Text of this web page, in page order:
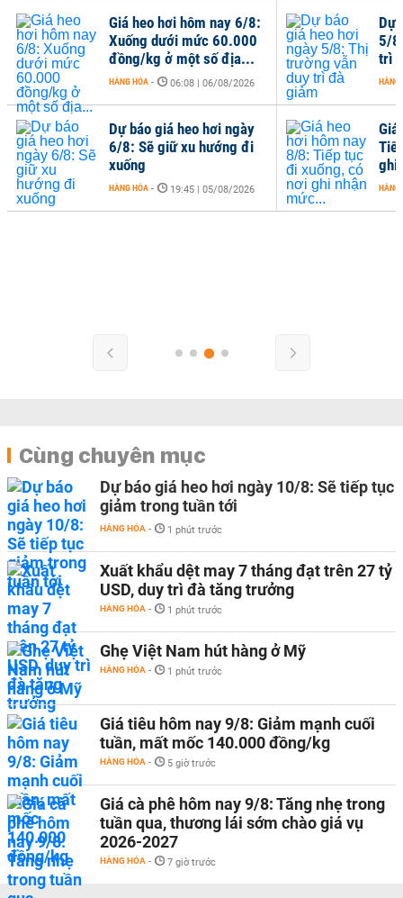
ghi
HÀNG
Giá heo hơi hôm nay 6/8:
Xuống dưới mức 60.000
đồng/kg ở một số địa...
HÀNG HÓA - 06:08 | 06/08/2026
Dự báo giá heo hơi ngày
6/8: Sẽ giữ xu hướng đi
xuống
HÀNG HÓA - 19:45 | 05/08/2026
Dự
5/
trì
HÀNG
Cùng chuyên mục
Dự báo giá heo hơi ngày 10/8: Sẽ tiếp tục
giảm trong tuần tới
HÀNG HÓA - 1 phút trước
Xuất khẩu dệt may 7 tháng đạt trên 27 tỷ
USD, duy trì đà tăng trưởng
HÀNG HÓA - 1 phút trước
Ghẹ Việt Nam hút hàng ở Mỹ
HÀNG HÓA - 1 phút trước
Giá tiêu hôm nay 9/8: Giảm mạnh cuối
tuần, mất mốc 140.000 đồng/kg
HÀNG HÓA - 5 giờ trước
Giá cà phê hôm nay 9/8: Tăng nhẹ trong
tuần qua, thương lái sớm chào giá vụ
2026-2027
HÀNG HÓA - 7 giờ trước